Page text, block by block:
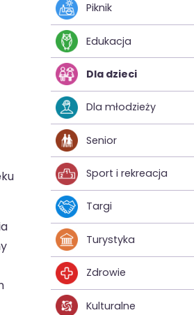
Piknik
Edukacja
Dla dzieci
Dla młodzieży
Senior
Sport i rekreacja
Targi
Turystyka
Zdrowie
Kulturalne